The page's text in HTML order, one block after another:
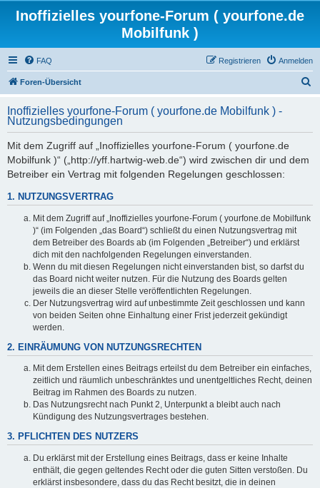
Inoffizielles yourfone-Forum ( yourfone.de
Mobilfunk )
FAQ Anmelden
Registrieren
Foren-Übersicht
h
Inoffizielles yourfone-Forum ( yourfone.de Mobilfunk ) -
Nutzungsbedingungen
Mit dem Zugriff auf „Inoffizielles yourfone-Forum ( yourfone.de
Mobilfunk )“ („http://yff.hartwig-web.de“) wird zwischen dir und dem
Betreiber ein Vertrag mit folgenden Regelungen geschlossen:
1. NUTZUNGSVERTRAG
Mit dem Zugriff auf „Inoffizielles yourfone-Forum ( yourfone.de Mobilfunk
)“ (im Folgenden „das Board“) schließt du einen Nutzungsvertrag mit
dem Betreiber des Boards ab (im Folgenden „Betreiber“) und erklärst
dich mit den nachfolgenden Regelungen einverstanden.
Wenn du mit diesen Regelungen nicht einverstanden bist, so darfst du
das Board nicht weiter nutzen. Für die Nutzung des Boards gelten
jeweils die an dieser Stelle veröffentlichten Regelungen.
Der Nutzungsvertrag wird auf unbestimmte Zeit geschlossen und kann
von beiden Seiten ohne Einhaltung einer Frist jederzeit gekündigt
werden.
2. EINRÄUMUNG VON NUTZUNGSRECHTEN
Mit dem Erstellen eines Beitrags erteilst du dem Betreiber ein einfaches,
zeitlich und räumlich unbeschränktes und unentgeltliches Recht, deinen
Beitrag im Rahmen des Boards zu nutzen.
Das Nutzungsrecht nach Punkt 2, Unterpunkt a bleibt auch nach
Kündigung des Nutzungsvertrages bestehen.
3. PFLICHTEN DES NUTZERS
Du erklärst mit der Erstellung eines Beitrags, dass er keine Inhalte
enthält, die gegen geltendes Recht oder die guten Sitten verstoßen. Du
erklärst insbesondere, dass du das Recht besitzt, die in deinen